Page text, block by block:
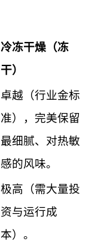
冷冻干燥（冻
干）
卓越（行业金标
准），完美保留
最细腻、对热敏
感的风味。
极高（需大量投
资与运行成
本）。